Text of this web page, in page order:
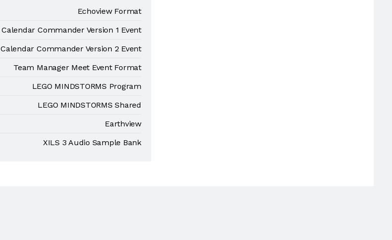
Echoview Format
Calendar Commander Version 1 Event
Calendar Commander Version 2 Event
Team Manager Meet Event Format
LEGO MINDSTORMS Program
LEGO MINDSTORMS Shared
Earthview
XILS 3 Audio Sample Bank